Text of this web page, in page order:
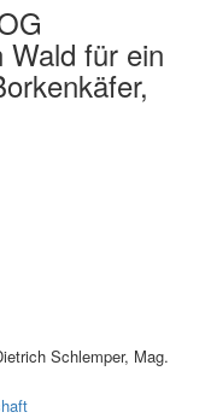
Wald für ein
Schlemper, Mag.